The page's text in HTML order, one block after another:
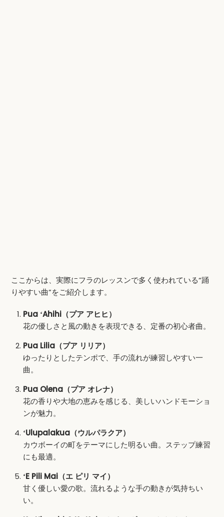
ここからは、実際にフラのレッスンで多く使われている“踊
りやすい曲”をご紹介します。
Pua ʻAhihi（プア アヒヒ）
花の優しさと風の動きを表現できる、定番の初心者曲。
Pua Lilia（プア リリア）
ゆったりとしたテンポで、手の流れが練習しやすい一
曲。
Pua Olena（プア オレナ）
花の香りや大地の恵みを感じる、美しいハンドモーショ
ンが魅力。
ʻUlupalakua（ウルパラクア）
カウボーイの町をテーマにした明るい曲。ステップ練習
にも最適。
ʻE Pili Mai（エ ピリ マイ）
甘く優しい愛の歌。流れるような手の動きが気持ちい
い。